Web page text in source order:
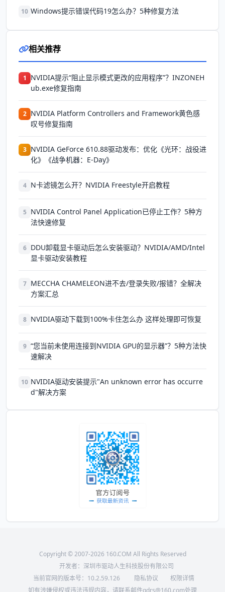
10 Windows提示错误代码19怎么办？5种修复方法
相关推荐
1
NVIDIA提示“阻止显示模式更改的应用程序”？INZONEH
ub.exe修复指南
2 NVIDIA Platform Controllers and Framework黄色感
叹号修复指南
3 NVIDIA GeForce 610.88驱动发布：优化《光环：战役进
化》《战争机器：E-Day》
4 N卡滤镜怎么开？NVIDIA Freestyle开启教程
5 NVIDIA Control Panel Application已停止工作？5种方
法快速修复
6 DDU卸载显卡驱动后怎么安装驱动？NVIDIA/AMD/Intel
显卡驱动安装教程
7 MECCHA CHAMELEON进不去/登录失败/报错？全解决
方案汇总
8 NVIDIA驱动下载到100%卡住怎么办 这样处理即可恢复
9 “您当前未使用连接到NVIDIA GPU的显示器”？5种方法快
速解决
10 NVIDIA驱动安装提示"An unknown error has occurre
d"解决方案
Copyright © 2007-2026 160.COM All Rights Reserved
开发者：深圳市驱动人生科技股份有限公司
当前官网的版本号： 10.2.59.126 隐私协议
权限详情
如有涉嫌侵权或违法违规内容，请联系邮件qdrs@160.com处理